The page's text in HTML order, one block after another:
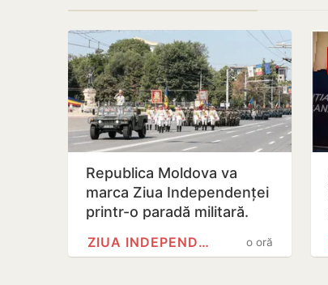
Republica Moldova va
marca Ziua Independenței
printr-o paradă militară.
decretul
o oră
ZIUA INDEPENDENȚEI